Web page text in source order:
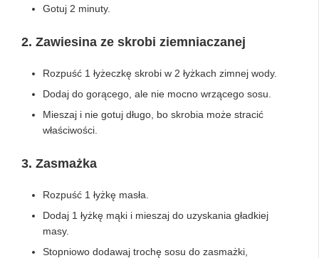
Gotuj 2 minuty.
2. Zawiesina ze skrobi ziemniaczanej
Rozpuść 1 łyżeczkę skrobi w 2 łyżkach zimnej wody.
Dodaj do gorącego, ale nie mocno wrzącego sosu.
Mieszaj i nie gotuj długo, bo skrobia może stracić
właściwości.
3. Zasmażka
Rozpuść 1 łyżkę masła.
Dodaj 1 łyżkę mąki i mieszaj do uzyskania gładkiej
masy.
Stopniowo dodawaj trochę sosu do zasmażki,